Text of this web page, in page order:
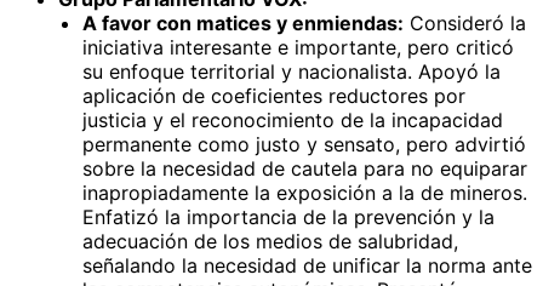
A favor con matices y enmiendas: Consideró la
iniciativa interesante e importante, pero criticó
su enfoque territorial y nacionalista. Apoyó la
aplicación de coeficientes reductores por
justicia y el reconocimiento de la incapacidad
permanente como justo y sensato, pero advirtió
sobre la necesidad de cautela para no equiparar
inapropiadamente la exposición a la de mineros.
Enfatizó la importancia de la prevención y la
adecuación de los medios de salubridad,
señalando la necesidad de unificar la norma ante